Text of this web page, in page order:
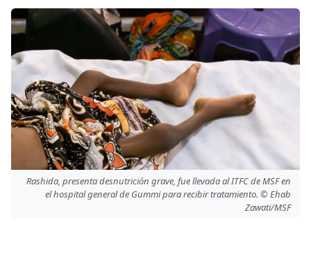
Rashida, presenta desnutrición grave, fue llevada al ITFC de MSF en
el hospital general de Gummi para recibir tratamiento. © Ehab
Zawati/MSF